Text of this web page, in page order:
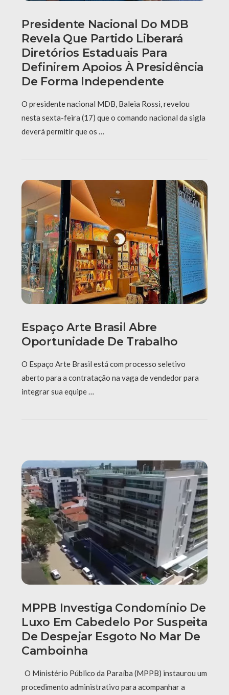
Presidente Nacional Do MDB
Revela Que Partido Liberará
Diretórios Estaduais Para
Definirem Apoios À Presidência
De Forma Independente
O presidente nacional MDB, Baleia Rossi, revelou
nesta sexta-feira (17) que o comando nacional da sigla
deverá permitir que os …
Espaço Arte Brasil Abre
Oportunidade De Trabalho
O Espaço Arte Brasil está com processo seletivo
aberto para a contratação na vaga de vendedor para
integrar sua equipe …
MPPB Investiga Condomínio De
Luxo Em Cabedelo Por Suspeita
De Despejar Esgoto No Mar De
Camboinha
O Ministério Público da Paraíba (MPPB) instaurou um
procedimento administrativo para acompanhar a